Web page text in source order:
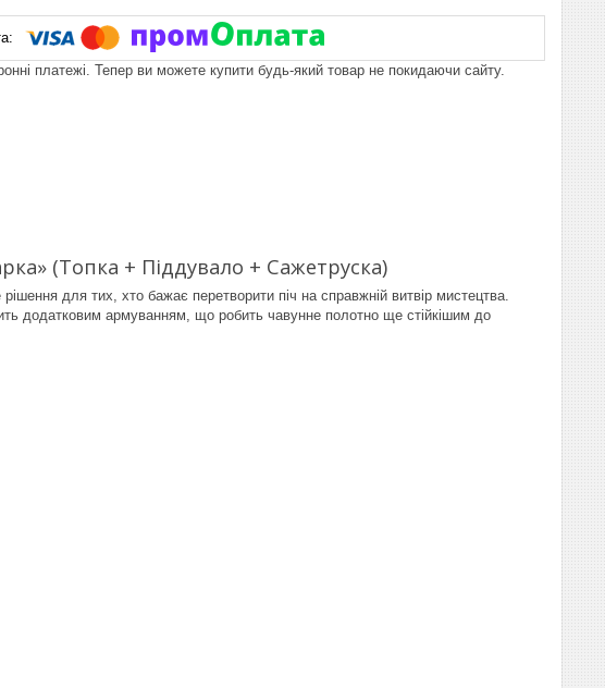
платежі. Тепер ви можете купити будь-який товар не покидаючи сайту.
(Топка + Піддувало + Сажетруска)
для тих, хто бажає перетворити піч на справжній витвір мистецтва.
додатковим армуванням, що робить чавунне полотно ще стійкішим до